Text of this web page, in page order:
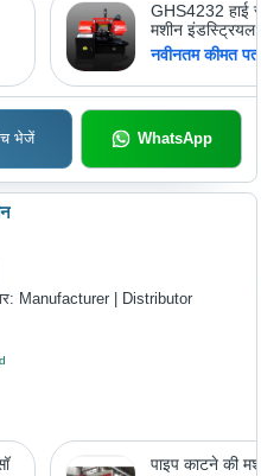
GHS4232 हाई
मशीन इंडस्ट्रियल
नवीनतम कीमत
भेजें WhatsApp
Manufacturer | Distributor
पाइप काटने की